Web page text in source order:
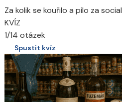
Za kolik se kouřilo a pilo za
KVÍZ
1/14 otázek
Spustit kvíz